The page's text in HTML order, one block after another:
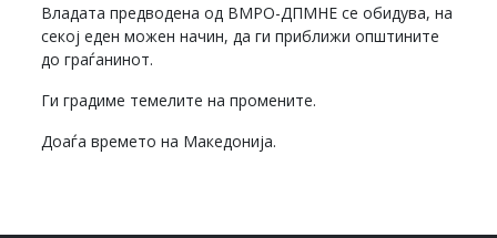
Владата предводена од ВМРО-ДПМНЕ се обидува, на
секој еден можен начин, да ги приближи општините
до граѓанинот.
Ги градиме темелите на промените.
Доаѓа времето на Македонија.